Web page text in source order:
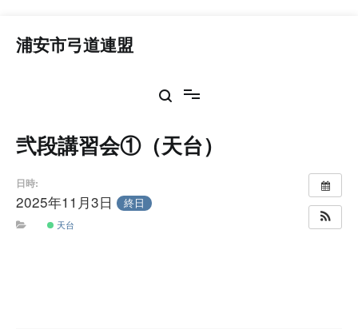
浦安市弓道連盟
弐段講習会①（天台）
日時:
2025年11月3日 終日
天台